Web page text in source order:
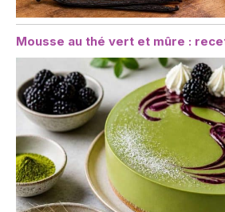
Mousse au thé vert et mûre :